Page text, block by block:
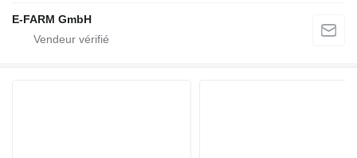
E-FARM GmbH